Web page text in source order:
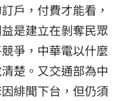
戶，付費才能看，
是建立在剝奪民眾
爭，中華電以什麼
楚。又交通部為中
緋聞下台，但仍須